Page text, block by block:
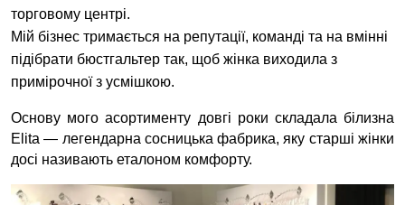
торговому центрі.
Мій бізнес тримається на репутації, команді та на вмінні
підібрати бюстгальтер так, щоб жінка виходила з
примірочної з усмішкою.
Основу мого асортименту довгі роки складала білизна
Elita — легендарна сосницька фабрика, яку старші жінки
досі називають еталоном комфорту.